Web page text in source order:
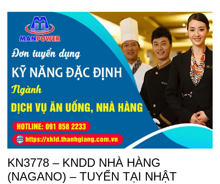
KN3778 – KNDD NHÀ HÀNG
(NAGANO) – TUYỂN TẠI NHẬT